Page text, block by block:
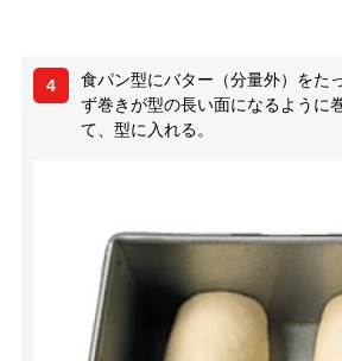
4 食パン型にバター（分量外）をた
ず巻きが型の長い面になるように
て、型に入れる。